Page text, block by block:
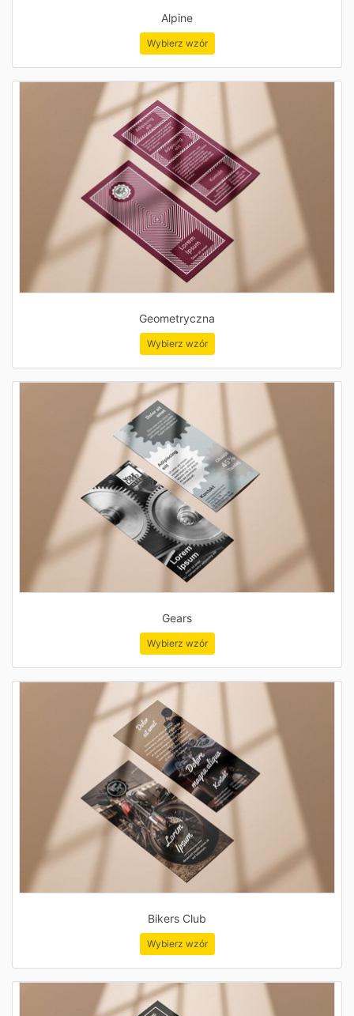
Alpine
Wybierz wzór
Geometryczna
Wybierz wzór
Gears
Wybierz wzór
Bikers Club
Wybierz wzór